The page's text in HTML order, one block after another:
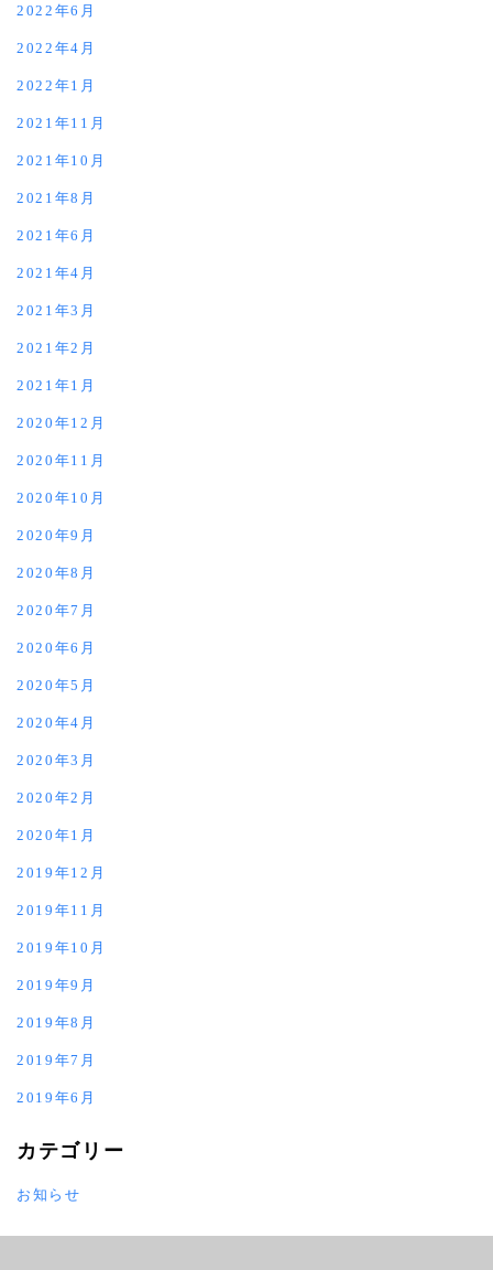
2022年6月
2022年4月
2022年1月
2021年11月
2021年10月
2021年8月
2021年6月
2021年4月
2021年3月
2021年2月
2021年1月
2020年12月
2020年11月
2020年10月
2020年9月
2020年8月
2020年7月
2020年6月
2020年5月
2020年4月
2020年3月
2020年2月
2020年1月
2019年12月
2019年11月
2019年10月
2019年9月
2019年8月
2019年7月
2019年6月
カテゴリー
お知らせ